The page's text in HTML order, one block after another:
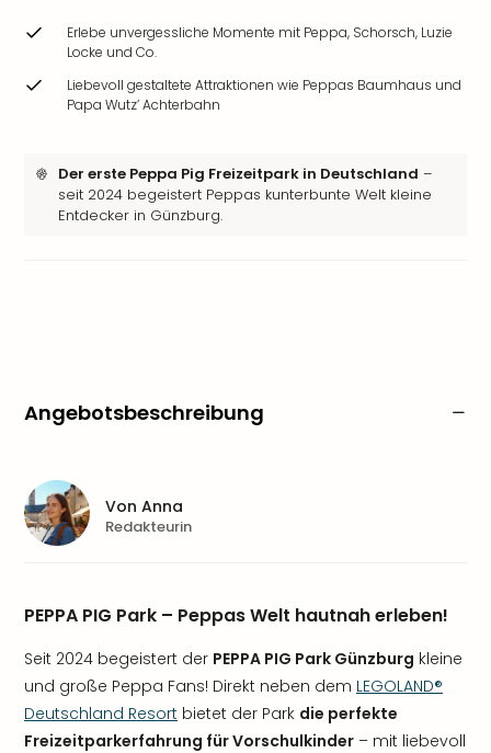
Erlebe unvergessliche Momente mit Peppa, Schorsch, Luzie
Locke und Co.
Liebevoll gestaltete Attraktionen wie Peppas Baumhaus und
Papa Wutz’ Achterbahn
Der erste Peppa Pig Freizeitpark in Deutschland –
seit 2024 begeistert Peppas kunterbunte Welt kleine
Entdecker in Günzburg.
Angebotsbeschreibung
PEPPA PIG Park – Peppas Welt hautnah erleben!
Seit 2024 begeistert der PEPPA PIG Park Günzburg kleine
und große Peppa Fans! Direkt neben dem LEGOLAND®
Deutschland Resort bietet der Park die perfekte
Freizeitparkerfahrung für Vorschulkinder – mit liebevoll
Von Anna
Redakteurin